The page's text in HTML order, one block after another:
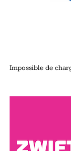
Impossible de